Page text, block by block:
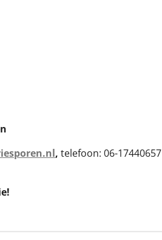
, telefoon: 06-17440657